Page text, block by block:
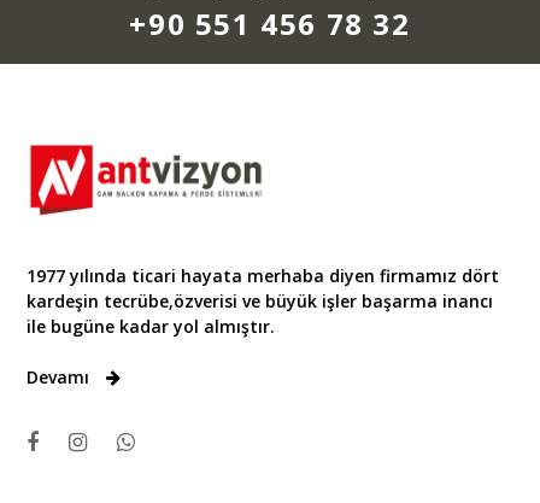
+90 551 456 78 32
1977 yılında ticari hayata merhaba diyen firmamız dört
kardeşin tecrübe,özverisi ve büyük işler başarma inancı
ile bugüne kadar yol almıştır.
Devamı